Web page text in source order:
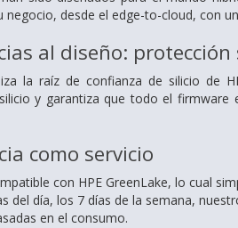
desde el edge-to-cloud, con
al diseño:
la raíz de confianza de silicio de
y garantiza que todo el
como servicio
con HPE GreenLake, lo cual
del día, los 7 días de la semana,
en el consumo.